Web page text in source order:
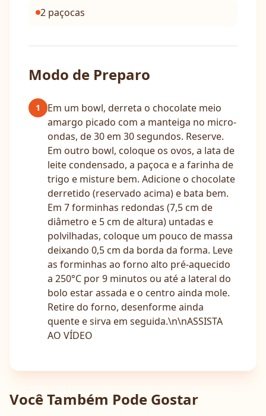
2 paçocas
Modo de Preparo
1
Em um bowl, derreta o chocolate meio
amargo picado com a manteiga no micro-
ondas, de 30 em 30 segundos. Reserve.
Em outro bowl, coloque os ovos, a lata de
leite condensado, a paçoca e a farinha de
trigo e misture bem. Adicione o chocolate
derretido (reservado acima) e bata bem.
Em 7 forminhas redondas (7,5 cm de
diâmetro e 5 cm de altura) untadas e
polvilhadas, coloque um pouco de massa
deixando 0,5 cm da borda da forma. Leve
as forminhas ao forno alto pré-aquecido
a 250°C por 9 minutos ou até a lateral do
bolo estar assada e o centro ainda mole.
Retire do forno, desenforme ainda
quente e sirva em seguida.\n\nASSISTA
AO VÍDEO
Você Também Pode Gostar